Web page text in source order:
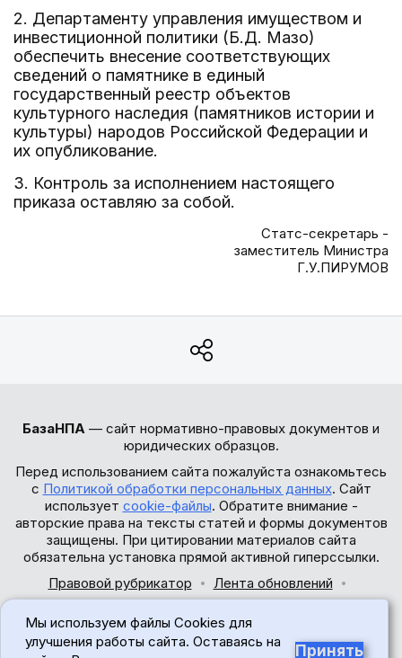
2. Департаменту управления имуществом и
инвестиционной политики (Б.Д. Мазо)
обеспечить внесение соответствующих
сведений о памятнике в единый
государственный реестр объектов
культурного наследия (памятников истории и
культуры) народов Российской Федерации и
их опубликование.
3. Контроль за исполнением настоящего
приказа оставляю за собой.
Статс-секретарь -
заместитель Министра
Г.У.ПИРУМОВ
БазаНПА — сайт нормативно-правовых документов и
юридических образцов.
Перед использованием сайта пожалуйста ознакомьтесь
с Политикой обработки персональных данных. Сайт
использует cookie-файлы. Обратите внимание -
авторские права на тексты статей и формы документов
защищены. При цитировании материалов сайта
обязательна установка прямой активной гиперссылки.
Правовой рубрикатор
Лента обновлений
© 2017-2026
Мы используем файлы Cookies для
улучшения работы сайта. Оставаясь на
Принять